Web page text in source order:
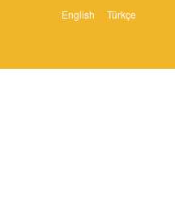
English Türkçe